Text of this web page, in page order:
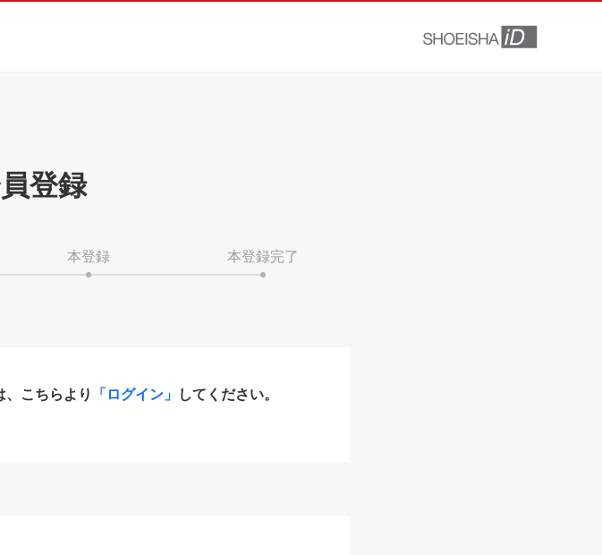
登録
本登録 本登録完了
こちらより 「ログイン」 してください。